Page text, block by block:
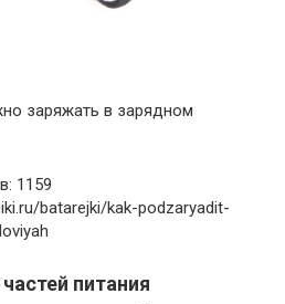
заряжать в зарядном
1159
batarejki/kak-podzaryadit-
питания